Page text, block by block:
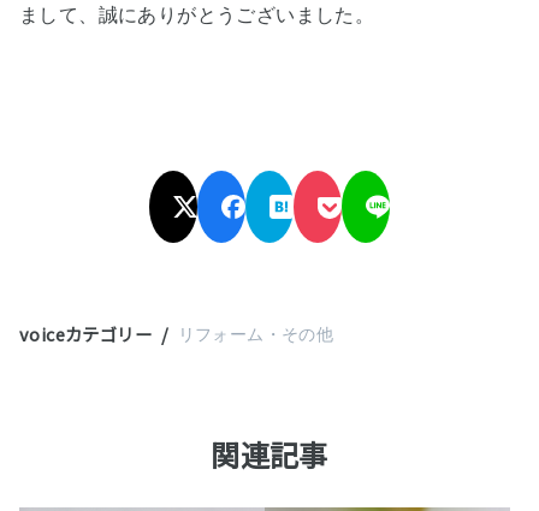
まして、誠にありがとうございました。
voiceカテゴリー リフォーム・その他
関連記事